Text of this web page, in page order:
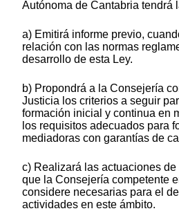
Autónoma de Cantabria tendrá
a) Emitirá informe previo,
relación con las normas
desarrollo de esta Ley.
b) Propondrá a la Consejería
Justicia los criterios a seguir
formación inicial y continua en
los requisitos adecuados para
mediadoras con garantías de
c) Realizará las actuaciones
que la Consejería competente
considere necesarias para el
actividades en este ámbito.